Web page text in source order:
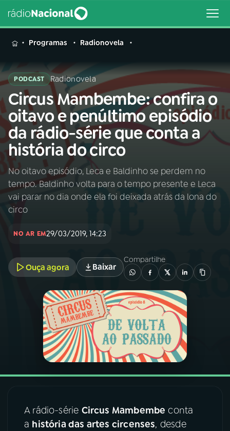
MENU
Buscar
na
Rádio
Nacional
Buscar
AO VIVO
01INÍCIO
PROGRAMAS
PODCASTS
VIDEOCASTS
08FESTIVAL DE MÚSICA
Programas Radionovela
PODCAST Radionovela
Circus Mambembe: confira o
oitavo e penúltimo episódio
da rádio-série que conta a
história do circo
No oitavo episódio, Leca e Baldinho se perdem no
tempo. Baldinho volta para o tempo presente e Leca
vai parar no dia onde ela foi deixada atrás da lona do
circo
NO AR EM29/03/2019, 14:23
Ouça agora Baixar
Compartilhe
A rádio-série Circus Mambembe conta
a história das artes circenses, desde